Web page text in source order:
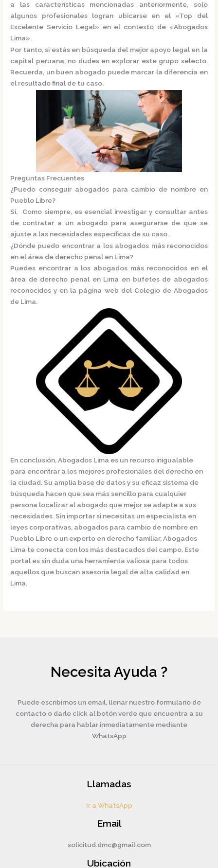
a las características mencionadas anteriormente, solo
algunos profesionales logran ubicarse en el «Top del
Excelente Servicio Legal» en el contexto de «Abogados
Lima».
Por tanto, si estás en búsqueda del mejor apoyo legal en la
capital peruana, no dudes en explorar este grupo selecto.
Recuerda, un buen abogado puede marcar la diferencia en
el resultado final de tu caso.
Preguntas Frecuentes
¿Puedo conseguir abogados para cambio de nombre en
Pueblo Libre?
Si, Como siempre, es esencial investigar y consultar antes
de contratar a un abogado para asegurarse de que se
ajuste a las necesidades específicas de su caso.
¿Dónde puedo encontrar a los abogados más reconocidos
en el área de derecho penal en Lima?
Puedes encontrar a los abogados más reconocidos en el
área de derecho penal en Lima en bufetes de abogados
reconocidos y en la página web del Colegio de Abogados
de Lima.
En conclusión,Abogados Lima es un recurso inigualable
para encontrar a los mejores profesionales del derecho en
la ciudad. Su amplia base de datos y su eficaz sistema de
búsqueda hacen que sea más sencillo para cualquier
persona localizar al abogado que mejor se adapte a sus
necesidades. Sin importar si necesitas un especialista en
leyes corporativas, abogados para cambio de nombre en
Pueblo Libre o un experto en derecho familiar,Abogados
Lima te conecta con los más destacados del campo. Este
portal es sin duda una herramienta valiosa para todos
aquellos que buscan asesoría legal de alta calidad en
Lima.
Necesita Ayuda ?
Puede escribirnos un email, llenar nuestro formulario de
contacto o darle click al botón verde que encuentra a su
derecha para hablar inmediatamente mediante
WhatsApp
Llamadas
Ir a WhatsApp
Email
solicitud.dmc@gmail.com
Ubicación